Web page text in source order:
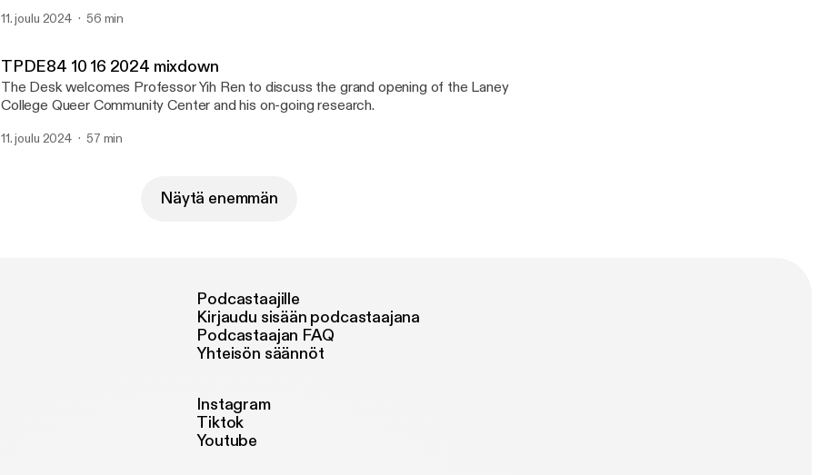
11. joulu 2024 56 min
TPDE84 10 16 2024 mixdown
The Desk welcomes Professor Yih Ren to discuss the grand opening of the Laney
College Queer Community Center and his on-going research.
11. joulu 2024 57 min
Näytä enemmän
Podcastaajille
Kirjaudu sisään podcastaajana
Podcastaajan FAQ
Yhteisön säännöt
Instagram
Tiktok
Youtube